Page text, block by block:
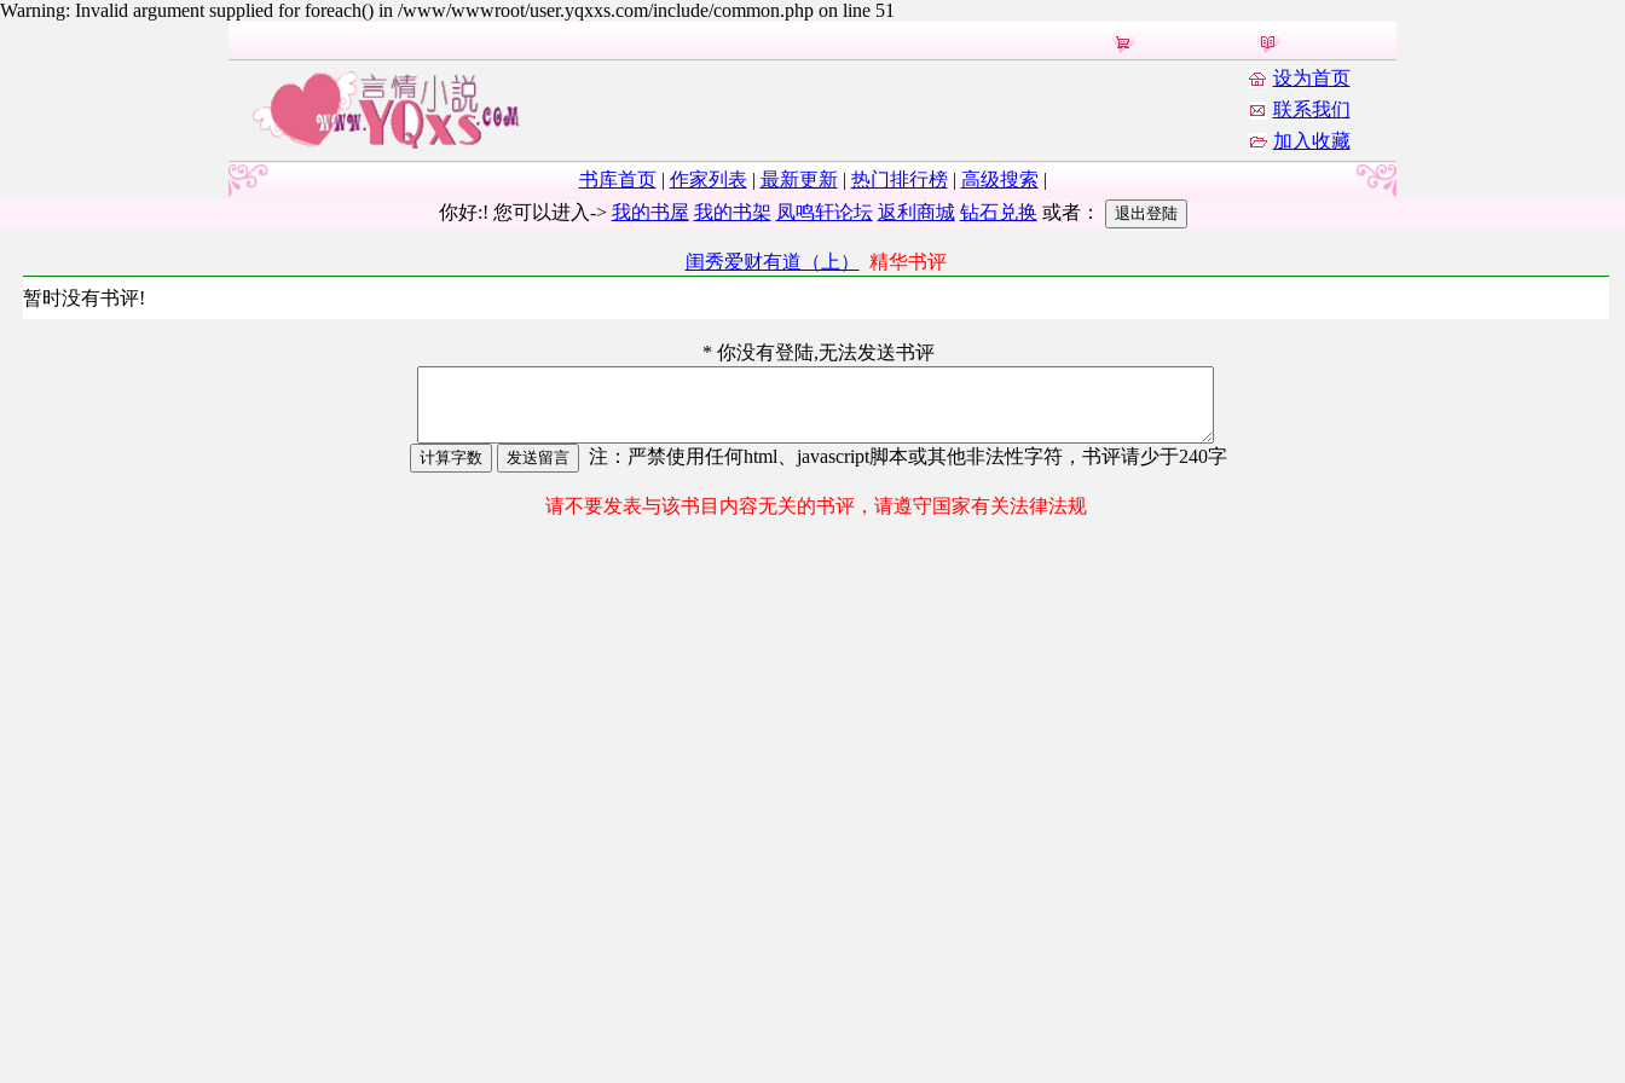
Warning: Invalid argument supplied for foreach() in /www/wwwroot/user.yqxxs.com/include/common.php on line 51
设为首页
联系我们
加入收藏
书库首页| 作家列表 | 最新更新| 热门排行榜| 高级搜索 |
你好:! 您可以进入-> 我的书屋 我的书架 凤鸣轩论坛 返利商城 钻石兑换 或者：
闺秀爱财有道（上）
精华书评
暂时没有书评!
* 你没有登陆,无法发送书评
注：严禁使用任何html、javascript脚本或其他非法性字符，书评请少于240字
请不要发表与该书目内容无关的书评，请遵守国家有关法律法规